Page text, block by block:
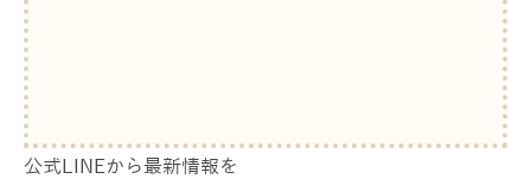
公式LINEから最新情報を